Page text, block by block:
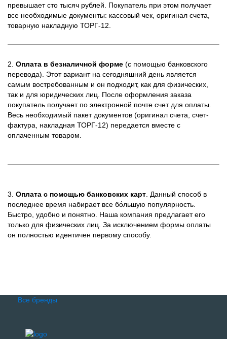
превышает сто тысяч рублей. Покупатель при этом получает
все необходимые документы: кассовый чек, оригинал счета,
товарную накладную ТОРГ-12.
2. Оплата в безналичной форме (с помощью банковского
перевода). Этот вариант на сегодняшний день является
самым востребованным и он подходит, как для физических,
так и для юридических лиц. После оформления заказа
покупатель получает по электронной почте счет для оплаты.
Весь необходимый пакет документов (оригинал счета, счет-
фактура, накладная ТОРГ-12) передается вместе с
оплаченным товаром.
3. Оплата с помощью банковских карт . Данный способ в
последнее время набирает все бо́льшую популярность.
Быстро, удобно и понятно. Наша компания предлагает его
только для физических лиц. За исключением формы оплаты
он полностью идентичен первому способу.
Все бренды